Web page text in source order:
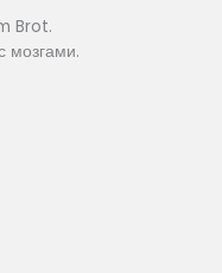
Brot.
мозгами.